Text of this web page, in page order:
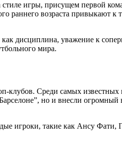
стиле игры, присущем первой
раннего возраста привыкают к
дисциплина, уважение к
мира.
клубов. Среди самых
но и внесли огромный
игроки, такие как Ансу Фати,